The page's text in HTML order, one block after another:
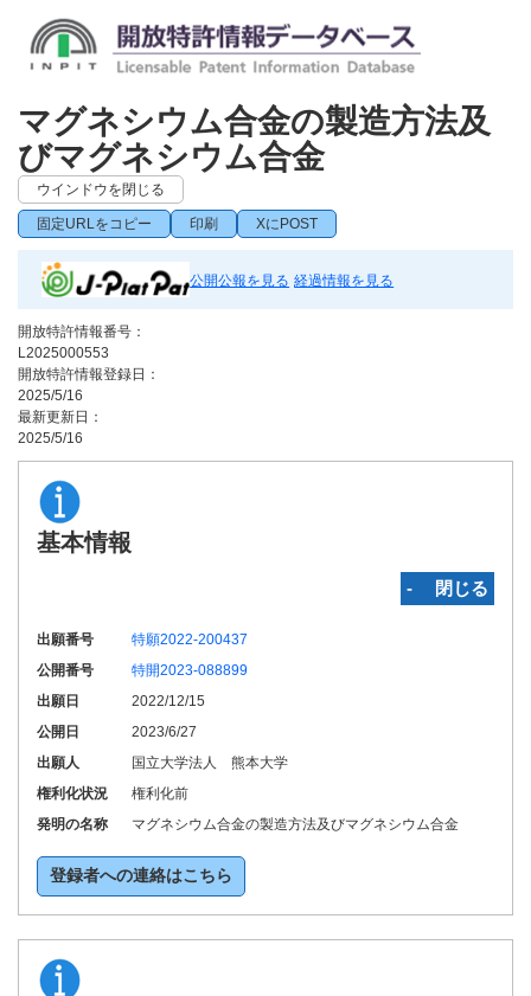
マグネシウム合金の製造方法及
びマグネシウム合金
ウインドウを閉じる
固定URLをコピー 印刷 XにPOST
公開公報を見る 経過情報を見る
開放特許情報番号：
L2025000553
開放特許情報登録日：
2025/5/16
最新更新日：
2025/5/16
基本情報
‐ 閉じる
出願番号
特願2022-200437
公開番号
特開2023-088899
出願日
2022/12/15
公開日
2023/6/27
出願人
国立大学法人 熊本大学
権利化状況
権利化前
発明の名称
マグネシウム合金の製造方法及びマグネシウム合金
登録者への連絡はこちら